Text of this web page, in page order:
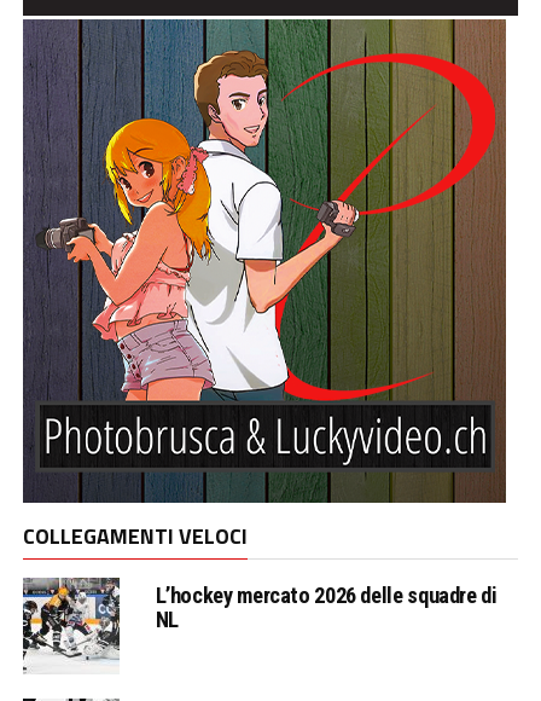
COLLEGAMENTI VELOCI
L’hockey mercato 2026 delle squadre di
NL